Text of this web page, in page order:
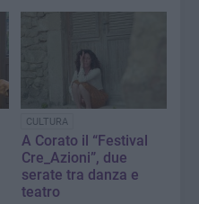
CULTURA
A Corato il “Festival
Cre_Azioni”, due
serate tra danza e
teatro